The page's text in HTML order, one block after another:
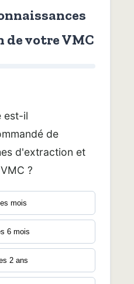
de votre VMC
est-il
de
d'extraction et
?
mois
6 mois
2 ans